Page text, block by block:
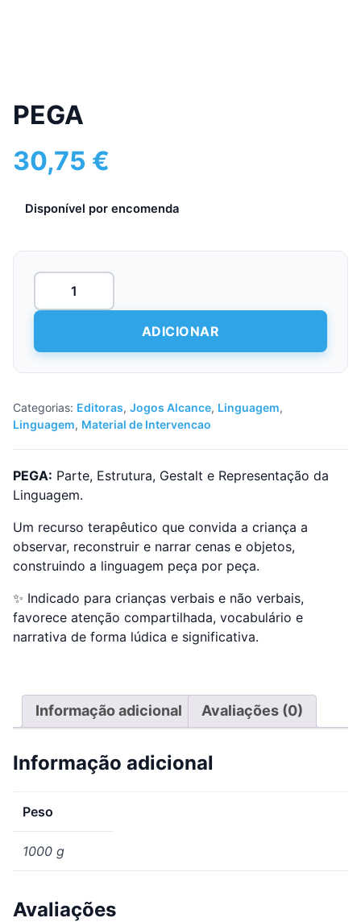
PEGA
30,75 €
Disponível por encomenda
Quantidade
PEGA
ADICIONAR
Categorias: Editoras, Jogos Alcance, Linguagem,
Linguagem, Material de Intervencao
PEGA: Parte, Estrutura, Gestalt e Representação da
Linguagem.
Um recurso terapêutico que convida a criança a
observar, reconstruir e narrar cenas e objetos,
construindo a linguagem peça por peça.
✨ Indicado para crianças verbais e não verbais,
favorece atenção compartilhada, vocabulário e
narrativa de forma lúdica e significativa.
Informação adicional Avaliações (0)
Informação adicional
Peso
1000 g
Avaliações